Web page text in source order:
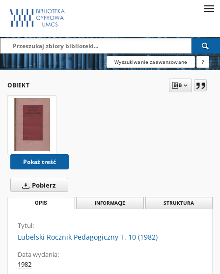
Wyszukiwanie zaawansowane ?
OBIEKT
Pokaż treść
Pobierz
OPIS INFORMACJE STRUKTURA
Tytuł:
Lubelski Rocznik Pedagogiczny T. 10 (1982)
Data wydania:
1982